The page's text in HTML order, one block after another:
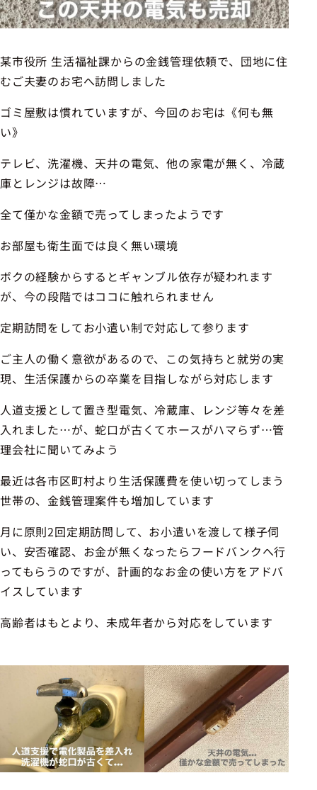
某市役所 生活福祉課からの金銭管理依頼で、団地に住
むご夫妻のお宅へ訪問しました
ゴミ屋敷は慣れていますが、今回のお宅は《何も無
い》
テレビ、洗濯機、天井の電気、他の家電が無く、冷蔵
庫とレンジは故障…
全て僅かな金額で売ってしまったようです
お部屋も衛生面では良く無い環境
ボクの経験からするとギャンブル依存が疑われます
が、今の段階ではココに触れられません
定期訪問をしてお小遣い制で対応して参ります
ご主人の働く意欲があるので、この気持ちと就労の実
現、生活保護からの卒業を目指しながら対応します
人道支援として置き型電気、冷蔵庫、レンジ等々を差
入れました…が、蛇口が古くてホースがハマらず…管
理会社に聞いてみよう
最近は各市区町村より生活保護費を使い切ってしまう
世帯の、金銭管理案件も増加しています
月に原則2回定期訪問して、お小遣いを渡して様子伺
い、安否確認、お金が無くなったらフードバンクへ行
ってもらうのですが、計画的なお金の使い方をアドバ
イスしています
高齢者はもとより、未成年者から対応をしています